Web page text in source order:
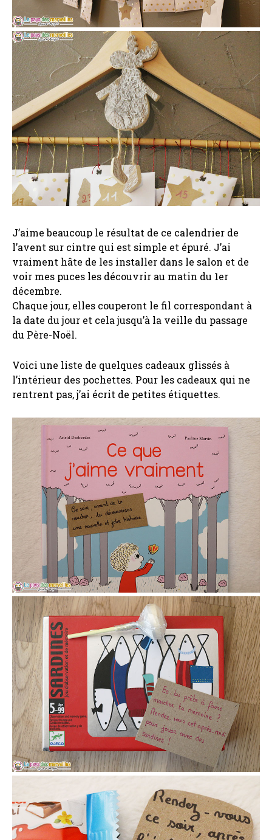
J’aime beaucoup le résultat de ce calendrier de
l’avent sur cintre qui est simple et épuré. J’ai
vraiment hâte de les installer dans le salon et de
voir mes puces les découvrir au matin du 1er
décembre.
Chaque jour, elles couperont le fil correspondant à
la date du jour et cela jusqu’à la veille du passage
du Père-Noël.
Voici une liste de quelques cadeaux glissés à
l’intérieur des pochettes. Pour les cadeaux qui ne
rentrent pas, j’ai écrit de petites étiquettes.